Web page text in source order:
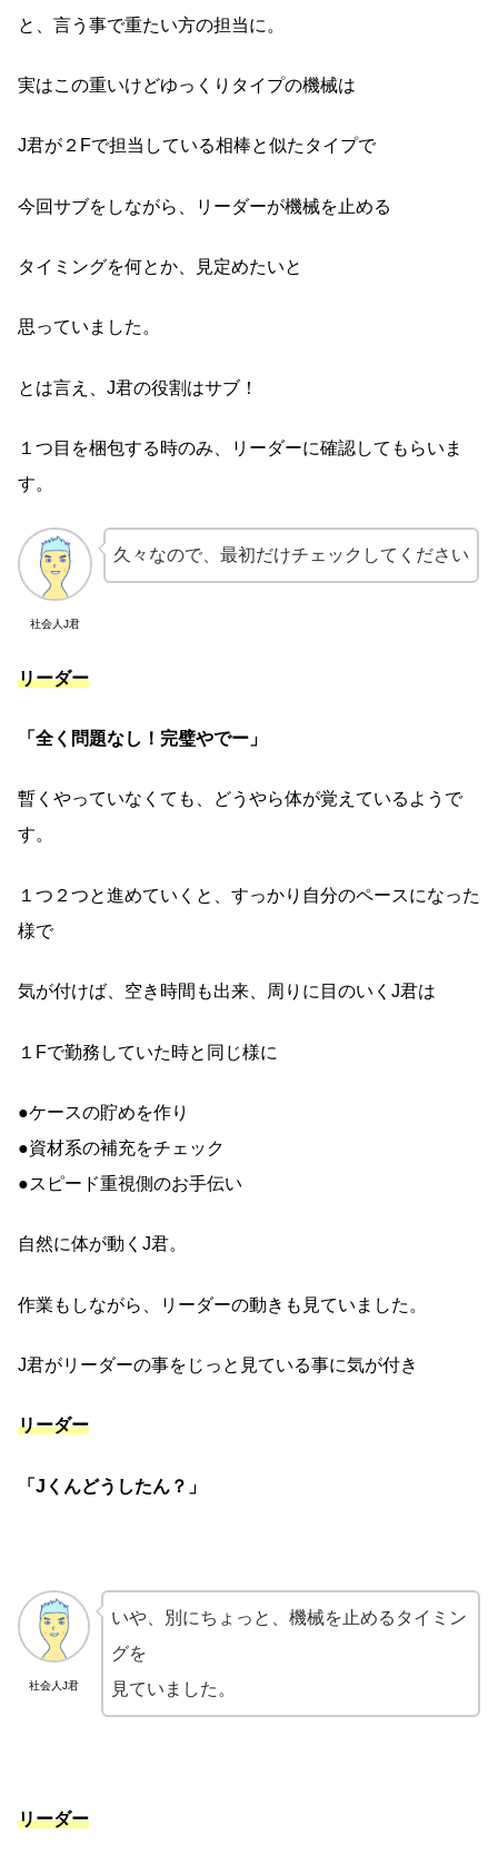
と、言う事で重たい方の担当に。
実はこの重いけどゆっくりタイプの機械は
J君が２Fで担当している相棒と似たタイプで
今回サブをしながら、リーダーが機械を止める
タイミングを何とか、見定めたいと
思っていました。
とは言え、J君の役割はサブ！
１つ目を梱包する時のみ、リーダーに確認してもらいま
す。
社会人J君
久々なので、最初だけチェックしてください
リーダー
「全く問題なし！完璧やでー」
暫くやっていなくても、どうやら体が覚えているようで
す。
１つ２つと進めていくと、すっかり自分のペースになった
様で
気が付けば、空き時間も出来、周りに目のいくJ君は
１Fで勤務していた時と同じ様に
●ケースの貯めを作り
●資材系の補充をチェック
●スピード重視側のお手伝い
自然に体が動くJ君。
作業もしながら、リーダーの動きも見ていました。
J君がリーダーの事をじっと見ている事に気が付き
リーダー
「Jくんどうしたん？」
社会人J君
いや、別にちょっと、機械を止めるタイミン
グを
見ていました。
リーダー